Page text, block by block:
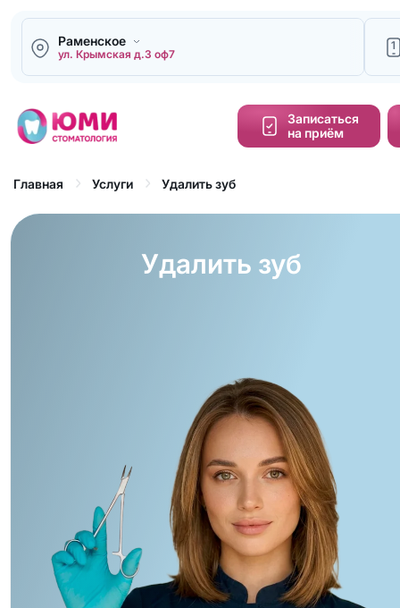
Раменское
ул. Крымская д.3 оф7
1
Записаться
на приём
Главная Услуги Удалить зуб
Удалить зуб